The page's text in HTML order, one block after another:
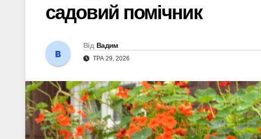
садовий помічник
Від Вадим
ТРА 29, 2026